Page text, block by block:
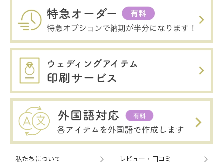
私たちについて レビュー・口コミ